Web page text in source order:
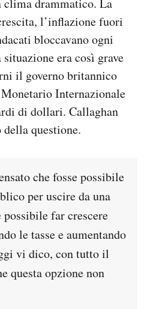
drammatico. La
l’inflazione fuori
bloccavano ogni
era così grave
il governo britannico
Internazionale
di dollari. Callaghan
questione.
che fosse possibile
per uscire da una
possibile far crescere
le tasse e aumentando
vi dico, con tutto il
questa opzione non